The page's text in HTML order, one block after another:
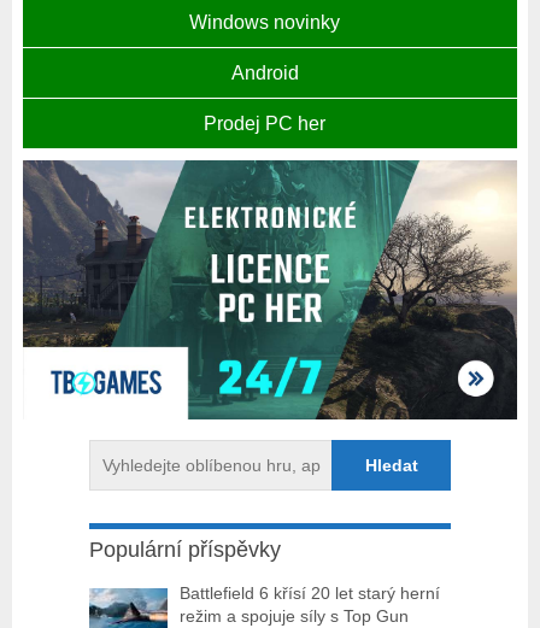
Windows novinky
Android
Prodej PC her
Populární příspěvky
Battlefield 6 křísí 20 let starý herní
režim a spojuje síly s Top Gun